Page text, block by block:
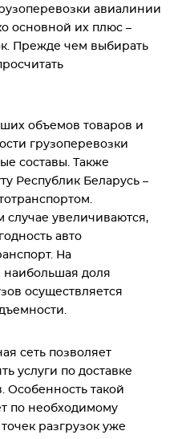
авиалинии
основной их плюс –
Прежде чем выбирать
объемов товаров и
грузоперевозки
составы. Также
Республик Беларусь –
случае увеличиваются,
авто
На
наибольшая доля
осуществляется
сеть позволяет
услуги по доставке
Особенность такой
по необходимому
разгрузок уже